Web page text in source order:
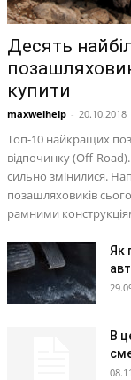
Десять
купити
maxwelhelp - 20.10.2018
Топ-10 найкращих
відпочинку (Off-
сильно змінилися.
позашляховиків
рамними
Як
В